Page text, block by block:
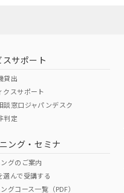
スサポート
貸出
クスサポート
談窓口ジャパンデスク
判定
ング・セミナ
グのご案内
選んで受講する
グコース一覧（PDF）